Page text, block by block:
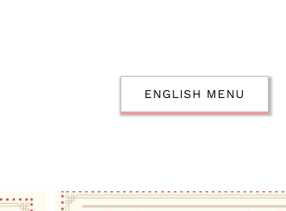
ENGLISH MENU